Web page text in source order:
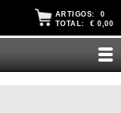
ARTIGOS: 0
TOTAL: € 0,00